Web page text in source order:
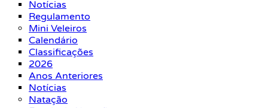
Notícias
Regulamento
Mini Veleiros
Calendário
Classificações
2026
Anos Anteriores
Notícias
Natação